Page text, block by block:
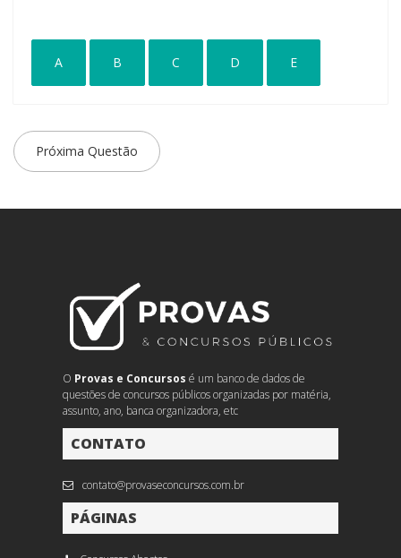
A B C D E
Próxima Questão
O Provas e Concursos é um banco de dados de
questões de concursos públicos organizadas por matéria,
assunto, ano, banca organizadora, etc
CONTATO
contato@provaseconcursos.com.br
PÁGINAS